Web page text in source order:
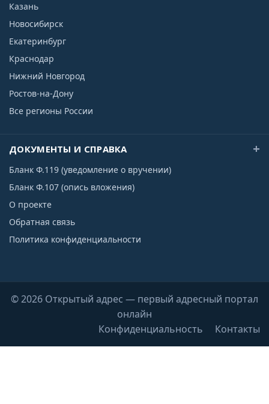
Казань
Новосибирск
Екатеринбург
Краснодар
Нижний Новгород
Ростов-на-Дону
Все регионы России
ДОКУМЕНТЫ И СПРАВКА
Бланк Ф.119 (уведомление о вручении)
Бланк Ф.107 (опись вложения)
О проекте
Обратная связь
Политика конфиденциальности
© 2026 Открытый адрес — первый адресный портал
онлайн
Конфиденциальность
Контакты